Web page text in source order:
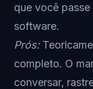
que você
software.
Prós:
completo. O
conversar,